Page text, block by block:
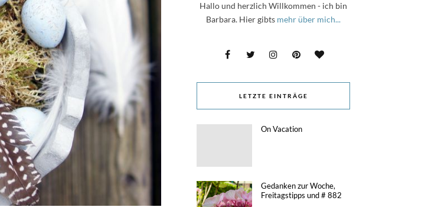
Hallo und herzlich Willkommen - ich bin
Barbara. Hier gibts mehr über mich...
LETZTE EINTRÄGE
On Vacation
Gedanken zur Woche,
Freitagstipps und # 882